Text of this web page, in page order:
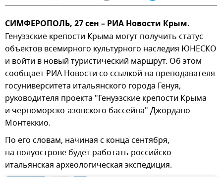
СИМФЕРОПОЛЬ, 27 сен – РИА Новости Крым.
Генуэзские крепости Крыма могут получить статус
объектов всемирного культурного наследия ЮНЕСКО
и войти в новый туристический маршрут. Об этом
сообщает РИА Новости со ссылкой на преподавателя
госуниверситета итальянского города Генуя,
руководителя проекта "Генуэзские крепости Крыма
и черноморско-азовского бассейна" Джордано
Монтеккио.
По его словам, начиная с конца сентября,
на полуострове будет работать российско-
итальянская археологическая экспедиция.